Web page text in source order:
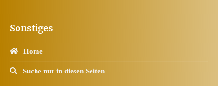
Sonstiges
Home
Suche nur in diesen Seiten